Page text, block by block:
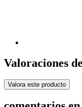
Valoraciones
Valora este producto